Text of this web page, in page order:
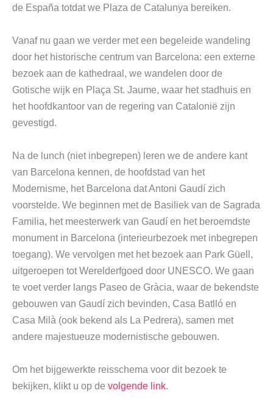
de España totdat we Plaza de Catalunya bereiken.
Vanaf nu gaan we verder met een begeleide wandeling
door het historische centrum van Barcelona: een externe
bezoek aan de kathedraal, we wandelen door de
Gotische wijk en Plaça St. Jaume, waar het stadhuis en
het hoofdkantoor van de regering van Catalonië zijn
gevestigd.
Na de lunch (niet inbegrepen) leren we de andere kant
van Barcelona kennen, de hoofdstad van het
Modernisme, het Barcelona dat Antoni Gaudí zich
voorstelde. We beginnen met de Basiliek van de Sagrada
Familia, het meesterwerk van Gaudí en het beroemdste
monument in Barcelona (interieurbezoek met inbegrepen
toegang). We vervolgen met het bezoek aan Park Güell,
uitgeroepen tot Werelderfgoed door UNESCO. We gaan
te voet verder langs Paseo de Gràcia, waar de bekendste
gebouwen van Gaudí zich bevinden, Casa Batlló en
Casa Milà (ook bekend als La Pedrera), samen met
andere majestueuze modernistische gebouwen.
Om het bijgewerkte reisschema voor dit bezoek te
bekijken, klikt u op de volgende link.